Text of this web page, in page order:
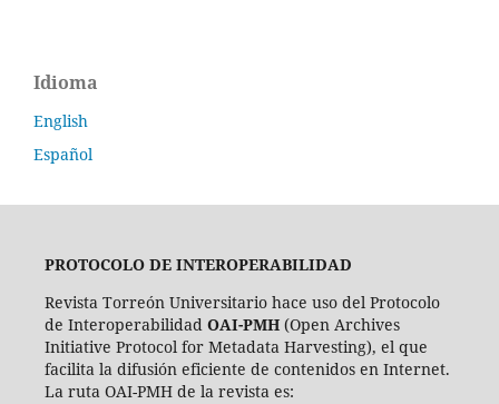
Idioma
English
Español
PROTOCOLO DE INTEROPERABILIDAD
Revista Torreón Universitario hace uso del Protocolo
de InteroperabilidadOAI-PMH(Open Archives
Initiative Protocol for Metadata Harvesting), el que
facilita la difusión eficiente de contenidos en Internet.
La ruta OAI-PMH de la revista es: